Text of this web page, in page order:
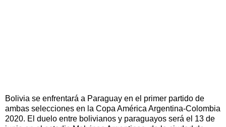
Bolivia se enfrentará a Paraguay en el primer partido de
ambas selecciones en la Copa América Argentina-Colombia
2020. El duelo entre bolivianos y paraguayos será el 13 de